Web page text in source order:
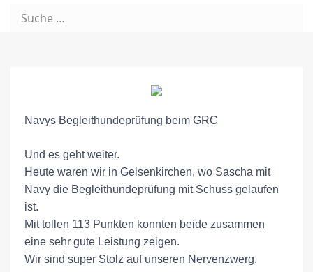
Navys Begleithundeprüfung beim GRC
Und es geht weiter.
Heute waren wir in Gelsenkirchen, wo Sascha mit
Navy die Begleithundeprüfung mit Schuss gelaufen
ist.
Mit tollen 113 Punkten konnten beide zusammen
eine sehr gute Leistung zeigen.
Wir sind super Stolz auf unseren Nervenzwerg.